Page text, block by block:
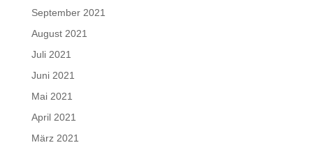
September 2021
August 2021
Juli 2021
Juni 2021
Mai 2021
April 2021
März 2021